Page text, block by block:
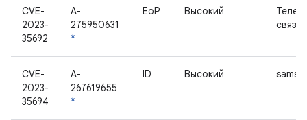
CVE-
2023-
35692
A-
275950631
*
EoP Высокий
связь
CVE-
2023-
35694
A-
267619655
*
ID Высокий